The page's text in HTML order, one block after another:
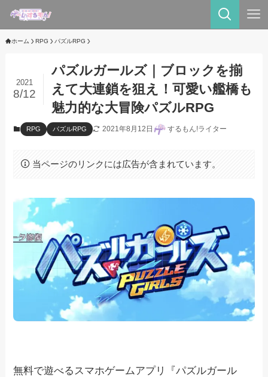
ホーム RPG パズルRPG
パズルガールズ｜ブロックを揃
えて大連鎖を狙え！可愛い艦橋も
魅力的な大冒険パズルRPG
2021
8/12
RPG パズルRPG 2021年8月12日 するもん!ライター
当ページのリンクには広告が含まれています。
無料で遊べるスマホゲームアプリ『パズルガール